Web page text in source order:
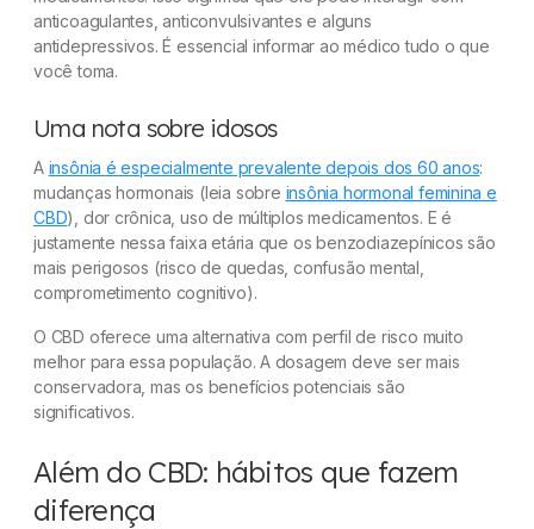
anticoagulantes, anticonvulsivantes e alguns
antidepressivos. É essencial informar ao médico tudo o que
você toma.
Uma nota sobre idosos
A insônia é especialmente prevalente depois dos 60 anos:
mudanças hormonais (leia sobre insônia hormonal feminina e
CBD), dor crônica, uso de múltiplos medicamentos. E é
justamente nessa faixa etária que os benzodiazepínicos são
mais perigosos (risco de quedas, confusão mental,
comprometimento cognitivo).
O CBD oferece uma alternativa com perfil de risco muito
melhor para essa população. A dosagem deve ser mais
conservadora, mas os benefícios potenciais são
significativos.
Além do CBD: hábitos que fazem
diferença